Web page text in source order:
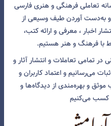
تعاملی فرهنگی و هنری فارسی
به‌دست آوردن طیف وسیعی از
اخبار ، معرفی و ارائه کتب،
با فرهنگ و هنر هستیم.
در تمامی تعاملات و انتشار آثار و
می‌رسانیم و اعتماد کاربران و
و بهره‌مندی از دیدگاه‌ها و
کسب می‌کنیم